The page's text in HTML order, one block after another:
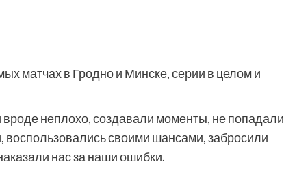
матчах в Гродно и Минске, серии в целом и
неплохо, создавали моменты, не попадали
своими шансами, забросили
нас за наши ошибки.